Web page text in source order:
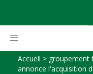
Toggle
Accueil > groupement
annonce l'acquisition